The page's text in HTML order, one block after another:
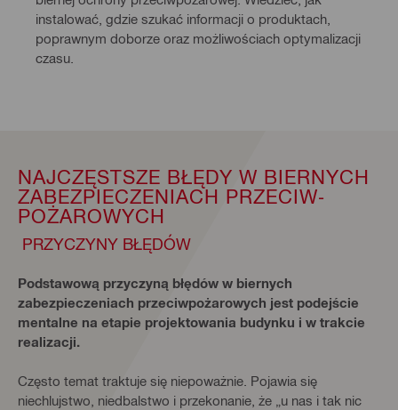
instalować, gdzie szukać informacji o produktach,
poprawnym doborze oraz możliwościach optymalizacji
czasu.
NAJCZĘSTSZE BŁĘDY W BIERNYCH
ZABEZPIE­CZENIACH PRZECIW­
POŻAROWYCH
PRZYCZYNY BŁĘDÓW
Podstawową przyczyną błędów w biernych
zabezpieczeniach przeciwpożarowych jest podejście
mentalne na etapie projektowania budynku i w trakcie
realizacji.
Często temat traktuje się niepoważnie. Pojawia się
niechlujstwo, niedbalstwo i przekonanie, że „u nas i tak nic